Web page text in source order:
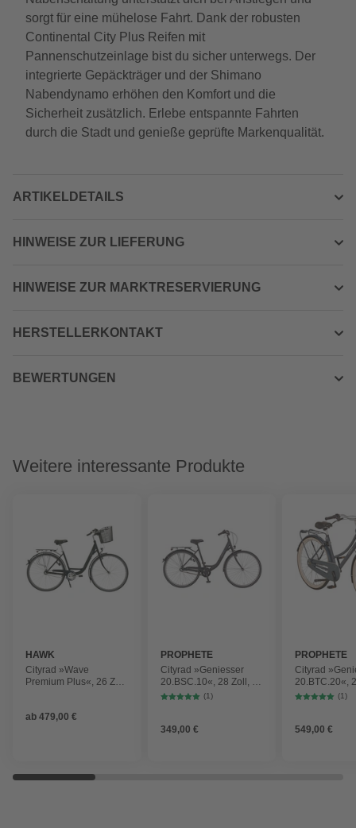
sorgt für eine mühelose Fahrt. Dank der robusten
Continental City Plus Reifen mit
Pannenschutzeinlage bist du sicher unterwegs. Der
integrierte Gepäckträger und der Shimano
Nabendynamo erhöhen den Komfort und die
Sicherheit zusätzlich. Erlebe entspannte Fahrten
durch die Stadt und genieße geprüfte Markenqualität.
ARTIKELDETAILS
HINWEISE ZUR LIEFERUNG
HINWEISE ZUR MARKTRESERVIERUNG
HERSTELLERKONTAKT
BEWERTUNGEN
Weitere interessante Produkte
HAWK
Cityrad »Wave
Premium Plus«, 26 Zoll,
ab 479,00 €
PROPHETE
Cityrad »Geniesser
20.BSC.10«, 28 Zoll, 3-
Gang, Unisex
(1)
349,00 €
PROPHETE
Cityrad
20.BTC.20«,
Gang, Unisex
(1)
549,00 €